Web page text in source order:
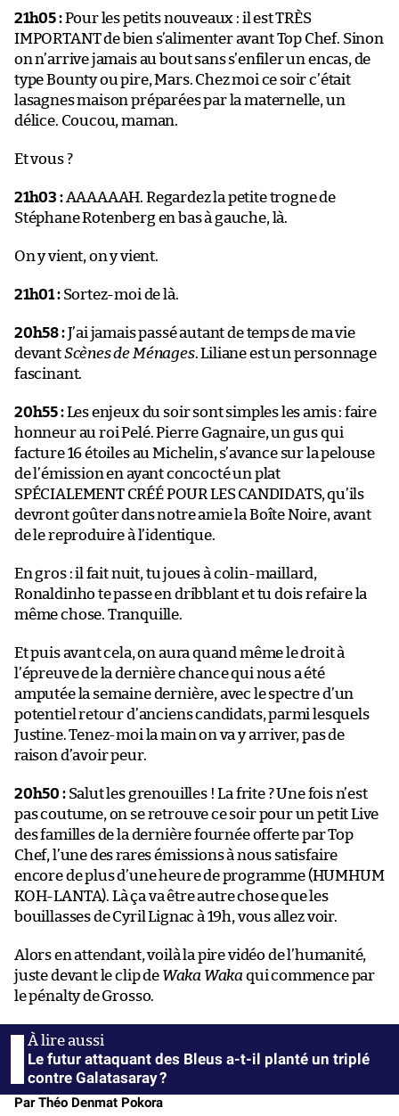
21h05 :Pour les petits nouveaux : il est TRÈS
IMPORTANT de bien s’alimenter avant Top Chef. Sinon
on n’arrive jamais au bout sans s’enfiler un encas, de
type Bounty ou pire, Mars. Chez moi ce soir c’était
lasagnes maison préparées par la maternelle, un
délice. Coucou, maman.
Et vous ?
21h03 :AAAAAAH. Regardez la petite trogne de
Stéphane Rotenberg en bas à gauche, là.
On y vient, on y vient.
21h01 :Sortez-moi de là.
20h58 :J’ai jamais passé autant de temps de ma vie
devantScènes de Ménages. Liliane est un personnage
fascinant.
20h55 :Les enjeux du soir sont simples les amis : faire
honneur au roi Pelé. Pierre Gagnaire, un gus qui
facture 16 étoiles au Michelin, s’avance sur la pelouse
de l’émission en ayant concocté un plat
SPÉCIALEMENT CRÉÉ POUR LES CANDIDATS, qu’ils
devront goûter dans notre amie la Boîte Noire, avant
de le reproduire à l’identique.
En gros : il fait nuit, tu joues à colin-maillard,
Ronaldinho te passe en dribblant et tu dois refaire la
même chose. Tranquille.
Et puis avant cela, on aura quand même le droit à
l’épreuve de la dernière chance qui nous a été
amputée la semaine dernière, avec le spectre d’un
potentiel retour d’anciens candidats, parmi lesquels
Justine. Tenez-moi la main on va y arriver, pas de
raison d’avoir peur.
20h50 :Salut les grenouilles ! La frite ? Une fois n’est
pas coutume, on se retrouve ce soir pour un petit Live
des familles de la dernière fournée offerte par Top
Chef, l’une des rares émissions à nous satisfaire
encore de plus d’une heure de programme (HUMHUM
KOH-LANTA). Là ça va être autre chose que les
bouillasses de Cyril Lignac à 19h, vous allez voir.
Alors en attendant, voilà la pire vidéo de l’humanité,
juste devant le clip de Waka Waka qui commence par
le pénalty de Grosso.
Le futur attaquant des Bleus a-t-il planté un triplé
contre Galatasaray ?
Par Théo Denmat Pokora